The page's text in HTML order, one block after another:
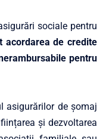
sociale pentru
acordarea de credite
pentru
asigurărilor de șomaj
și dezvoltarea